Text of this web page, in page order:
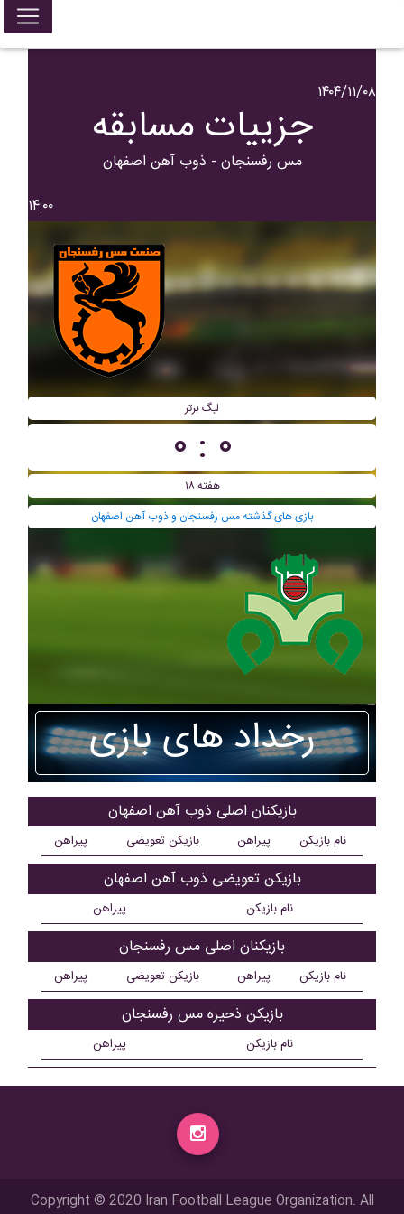
۱۴۰۴/۱۱/۰۸
جزییات مسابقه
مس رفسنجان - ذوب آهن اصفهان
۱۴:۰۰
لیگ برتر
۰ : ۰
هفته ۱۸
بازی های گذشته مس رفسنجان و ذوب آهن اصفهان
رخداد های بازی
بازیکنان اصلی ذوب آهن اصفهان
نام بازیکن پیراهن بازیکن تعویضی پیراهن
بازیکن تعویضی ذوب آهن اصفهان
نام بازیکن پیراهن
بازیکنان اصلی مس رفسنجان
نام بازیکن پیراهن بازیکن تعویضی پیراهن
بازیکن ذحیره مس رفسنجان
نام بازیکن پیراهن
Copyright © 2020 Iran Football League Organization. All